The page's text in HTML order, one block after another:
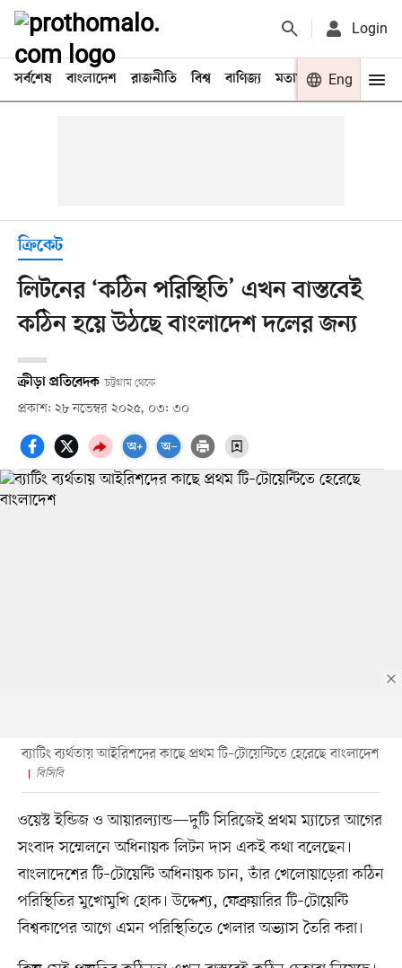
Login
সর্বশেষ বাংলাদেশ রাজনীতি বিশ্ব বাণিজ্য মতামত খেলা
Eng
ক্রিকেট
লিটনের ‘কঠিন পরিস্থিতি’ এখন বাস্তবেই
কঠিন হয়ে উঠছে বাংলাদেশ দলের জন্য
ক্রীড়া প্রতিবেদক চট্টগ্রাম থেকে
প্রকাশ: ২৮ নভেম্বর ২০২৫, ০৩: ৩০
ব্যাটিং ব্যর্থতায় আইরিশদের কাছে প্রথম টি–টোয়েন্টিতে হেরেছে বাংলাদেশ
বিসিবি
ওয়েস্ট ইন্ডিজ ও আয়ারল্যান্ড—দুটি সিরিজেই প্রথম ম্যাচের আগের
সংবাদ সম্মেলনে অধিনায়ক লিটন দাস একই কথা বলেছেন।
বাংলাদেশের টি–টোয়েন্টি অধিনায়ক চান, তাঁর খেলোয়াড়েরা কঠিন
পরিস্থিতির মুখোমুখি হোক। উদ্দেশ্য, ফেব্রুয়ারির টি–টোয়েন্টি
বিশ্বকাপের আগে এমন পরিস্থিতিতে খেলার অভ্যাস তৈরি করা।